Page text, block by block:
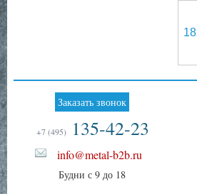
Заказать звонок
+7 (495) 135-42-23
info@metal-b2b.ru
Будни с 9 до 18